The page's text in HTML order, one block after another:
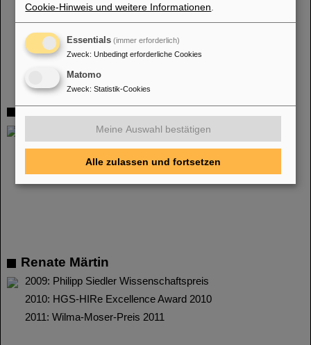
2008: IUPAP Senior Scientist Medal in Fundamental
Matthias Lochmann
2011: HGS-HIRe Excellence Award 2011
Renate Märtin
2009: Philipp Siedler Wissenschaftspreis
2010: HGS-HIRe Excellence Award 2010
2011: Wilma-Moser-Preis 2011
Cookie-Hinweis und weitere Informationen
Essentials (immer erforderlich)
Zweck: Unbedingt erforderliche Cookies
Matomo
Zweck: Statistik-Cookies
Meine Auswahl bestätigen
Alle zulassen und fortsetzen